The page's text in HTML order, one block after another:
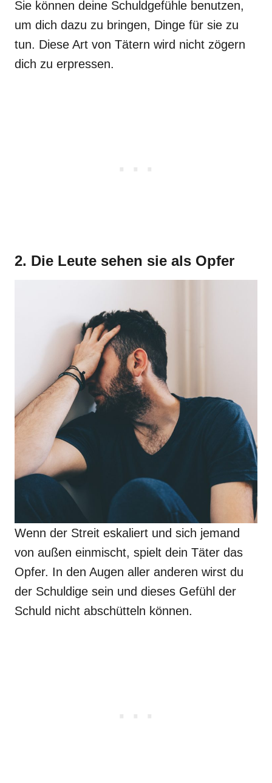
Sie können deine Schuldgefühle benutzen,
um dich dazu zu bringen, Dinge für sie zu
tun. Diese Art von Tätern wird nicht zögern
dich zu erpressen.
2. Die Leute sehen sie als Opfer
Wenn der Streit eskaliert und sich jemand
von außen einmischt, spielt dein Täter das
Opfer. In den Augen aller anderen wirst du
der Schuldige sein und dieses Gefühl der
Schuld nicht abschütteln können.